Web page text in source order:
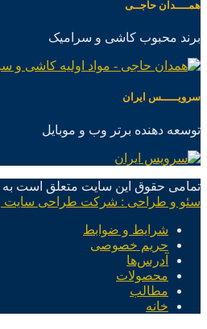
همــــدان حاجــی
برند محبوب کاشی و سرامیک
سرویـــــس ایران
توسعه دهنده برتر وب و موبایل
تمامی حقوق این سایت متعلق است
سئو و طراحی : شرکت طراحی سایت
شرایط و ضوابط
حریم خصوصی
آدرس‌ها
محصولات
مطالب
خانه